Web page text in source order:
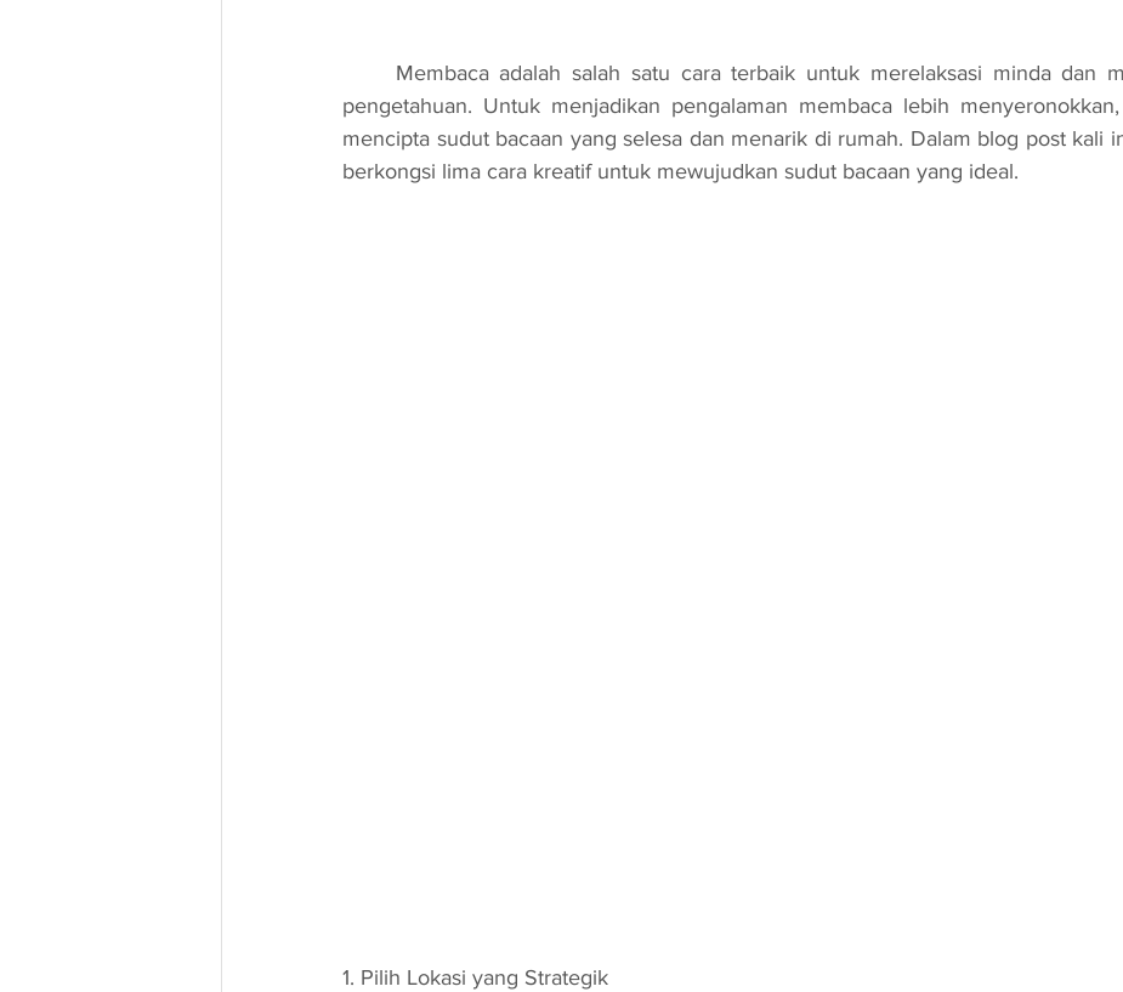
pengetahuan. Untuk menjadikan pengalaman membaca lebih
mencipta sudut bacaan yang selesa dan menarik di rumah. Dalam blog post kali
berkongsi lima cara kreatif untuk mewujudkan sudut bacaan yang ideal.
1. Pilih Lokasi yang Strategik